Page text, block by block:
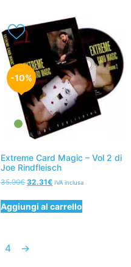
-10%
Extreme Card Magic – Vol 2 di
Joe Rindfleisch
35.90€ 32.31€ IVA inclusa
Aggiungi al carrello
4 →